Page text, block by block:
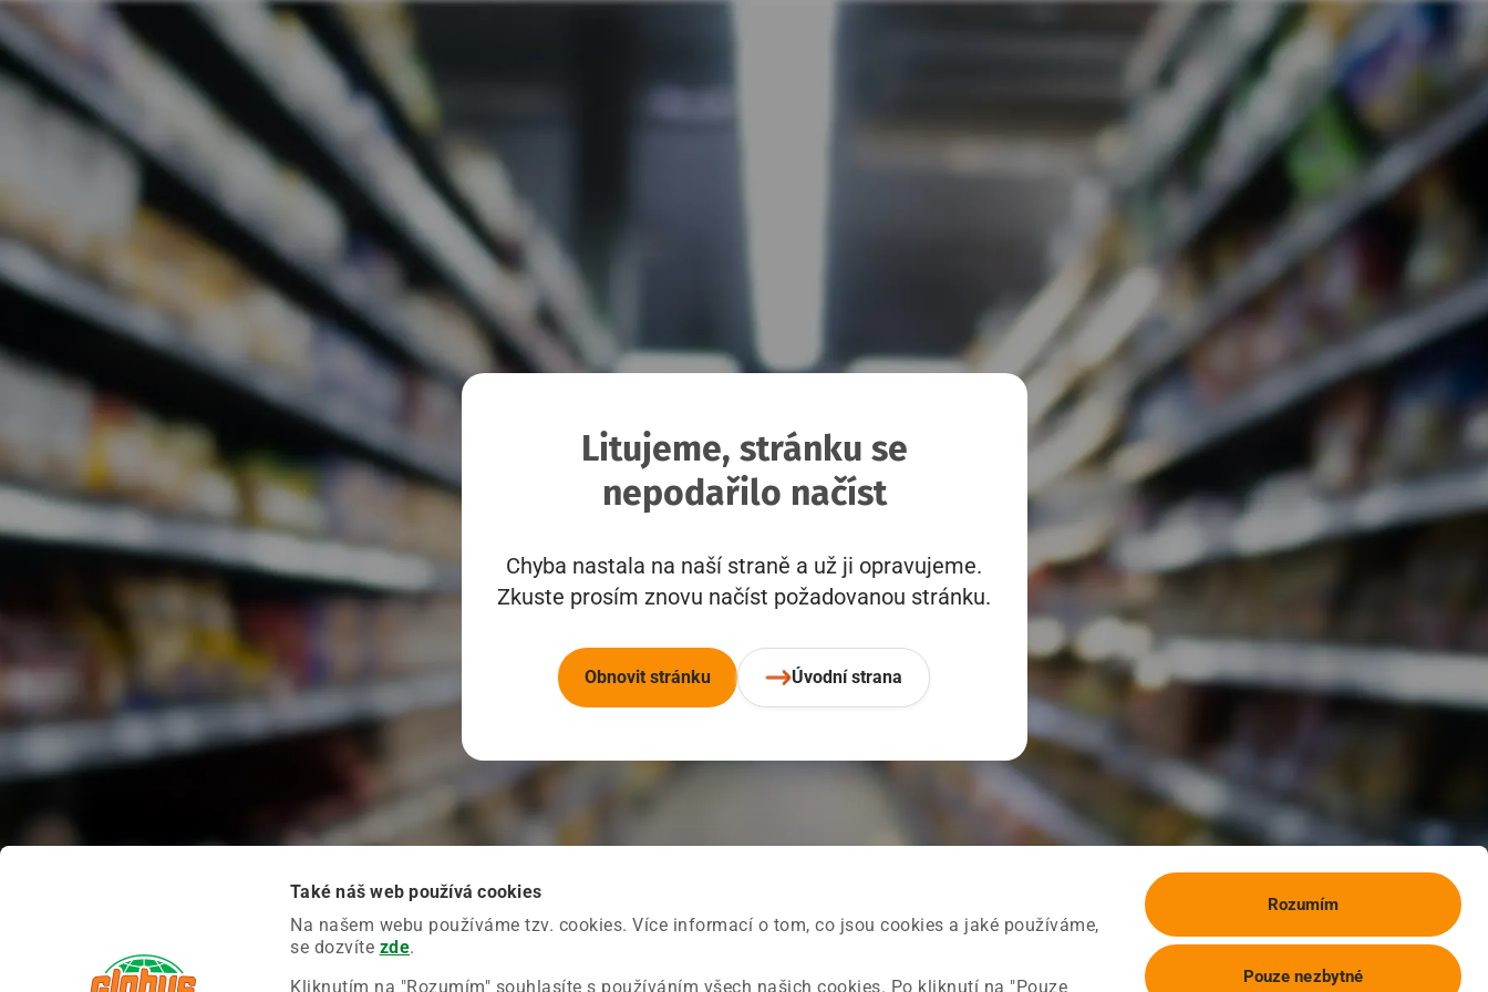
Také náš web používá cookies
Na našem webu používáme tzv. cookies. Více informací o tom, co jsou cookies a jaké používáme,
se dozvíte zde.
Kliknutím na "Rozumím" souhlasíte s používáním všech našich cookies. Po kliknutí na "Pouze
Rozumím
Pouze nezbytné
Litujeme, stránku se
nepodařilo načíst
Chyba nastala na naší straně a už ji opravujeme.
Zkuste prosím znovu načíst požadovanou stránku.
Obnovit stránku Úvodní strana